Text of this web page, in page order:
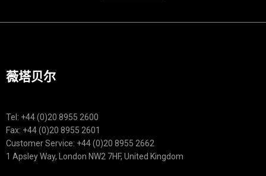
薇塔贝尔
Tel: +44 (0)20 8955 2600
Fax: +44 (0)20 8955 2601
Customer Service: +44 (0)20 8955 2662
1 Apsley Way, London NW2 7HF, United Kingdom